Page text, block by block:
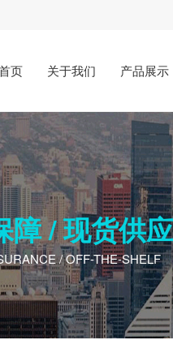
页 关于我们 产品展示
障 / 现货供应
/ OFF-THE-SHELF